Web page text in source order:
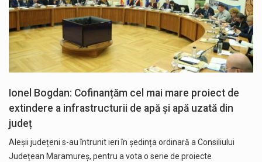
Ionel Bogdan: Cofinanțăm cel mai mare proiect de
extindere a infrastructurii de apă și apă uzată din
județ
Aleșii județeni s-au întrunit ieri în ședința ordinară a Consiliului
Județean Maramureș, pentru a vota o serie de proiecte